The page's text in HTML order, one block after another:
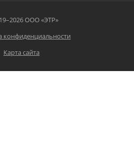
ООО «ЭТР»
конфиденциальности
Карта сайта